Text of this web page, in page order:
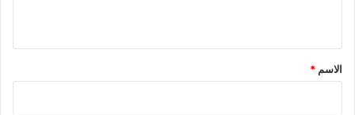
*
الاسم *